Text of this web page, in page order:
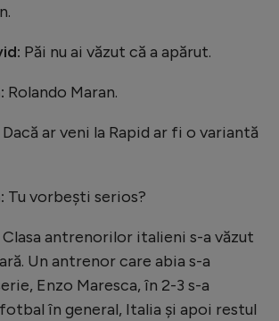
Păi nu ai văzut că a apărut.
Rolando Maran.
Dacă ar veni la Rapid ar fi o variantă
Tu vorbești serios?
Clasa antrenorilor italieni s-a văzut
Un antrenor care abia s-a
Enzo Maresca, în 2-3 s-a
în general, Italia și apoi restul